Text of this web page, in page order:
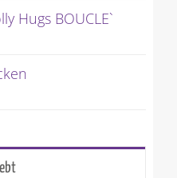
Hugs BOUCLE`